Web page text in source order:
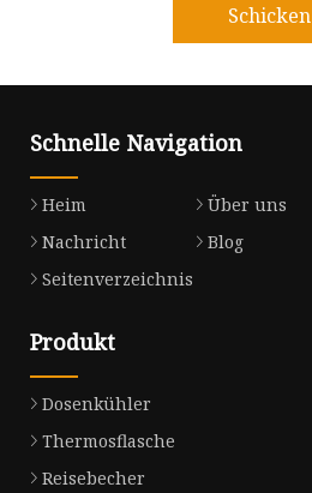
Schicken
Schnelle Navigation
Heim Über uns
Nachricht
Blog
Seitenverzeichnis
Produkt
Dosenkühler
Thermosflasche
Reisebecher